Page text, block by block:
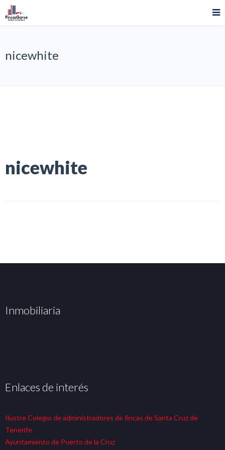
nicewhite
nicewhite
Inmobiliaria
Enlaces de interés
Ilustre Colegio de administradores de fincas de Santa Cruz de
Tenerife
Ayuntamiento de Puerto de la Cruz